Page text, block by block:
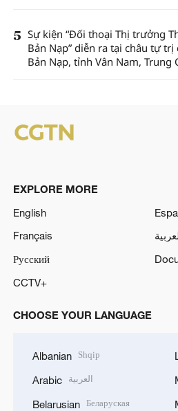
5 Sự kiện “Đối thoại Thị trưởng
Bản Nạp” diễn ra tại châu tự trị
Bản Nạp, tỉnh Vân Nam, Trung
EXPLORE MORE
English
Français
Русский
CCTV+
CHOOSE YOUR LANGUAGE
Albanian Shqip
Arabic العربية
Belarusian Беларуская